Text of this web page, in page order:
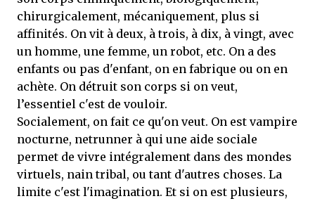
chirurgicalement, mécaniquement, plus si
affinités. On vit à deux, à trois, à dix, à vingt, avec
un homme, une femme, un robot, etc. On a des
enfants ou pas d'enfant, on en fabrique ou on en
achète. On détruit son corps si on veut,
l’essentiel c'est de vouloir.
Socialement, on fait ce qu'on veut. On est vampire
nocturne, netrunner à qui une aide sociale
permet de vivre intégralement dans des mondes
virtuels, nain tribal, ou tant d'autres choses. La
limite c'est l'imagination. Et si on est plusieurs,